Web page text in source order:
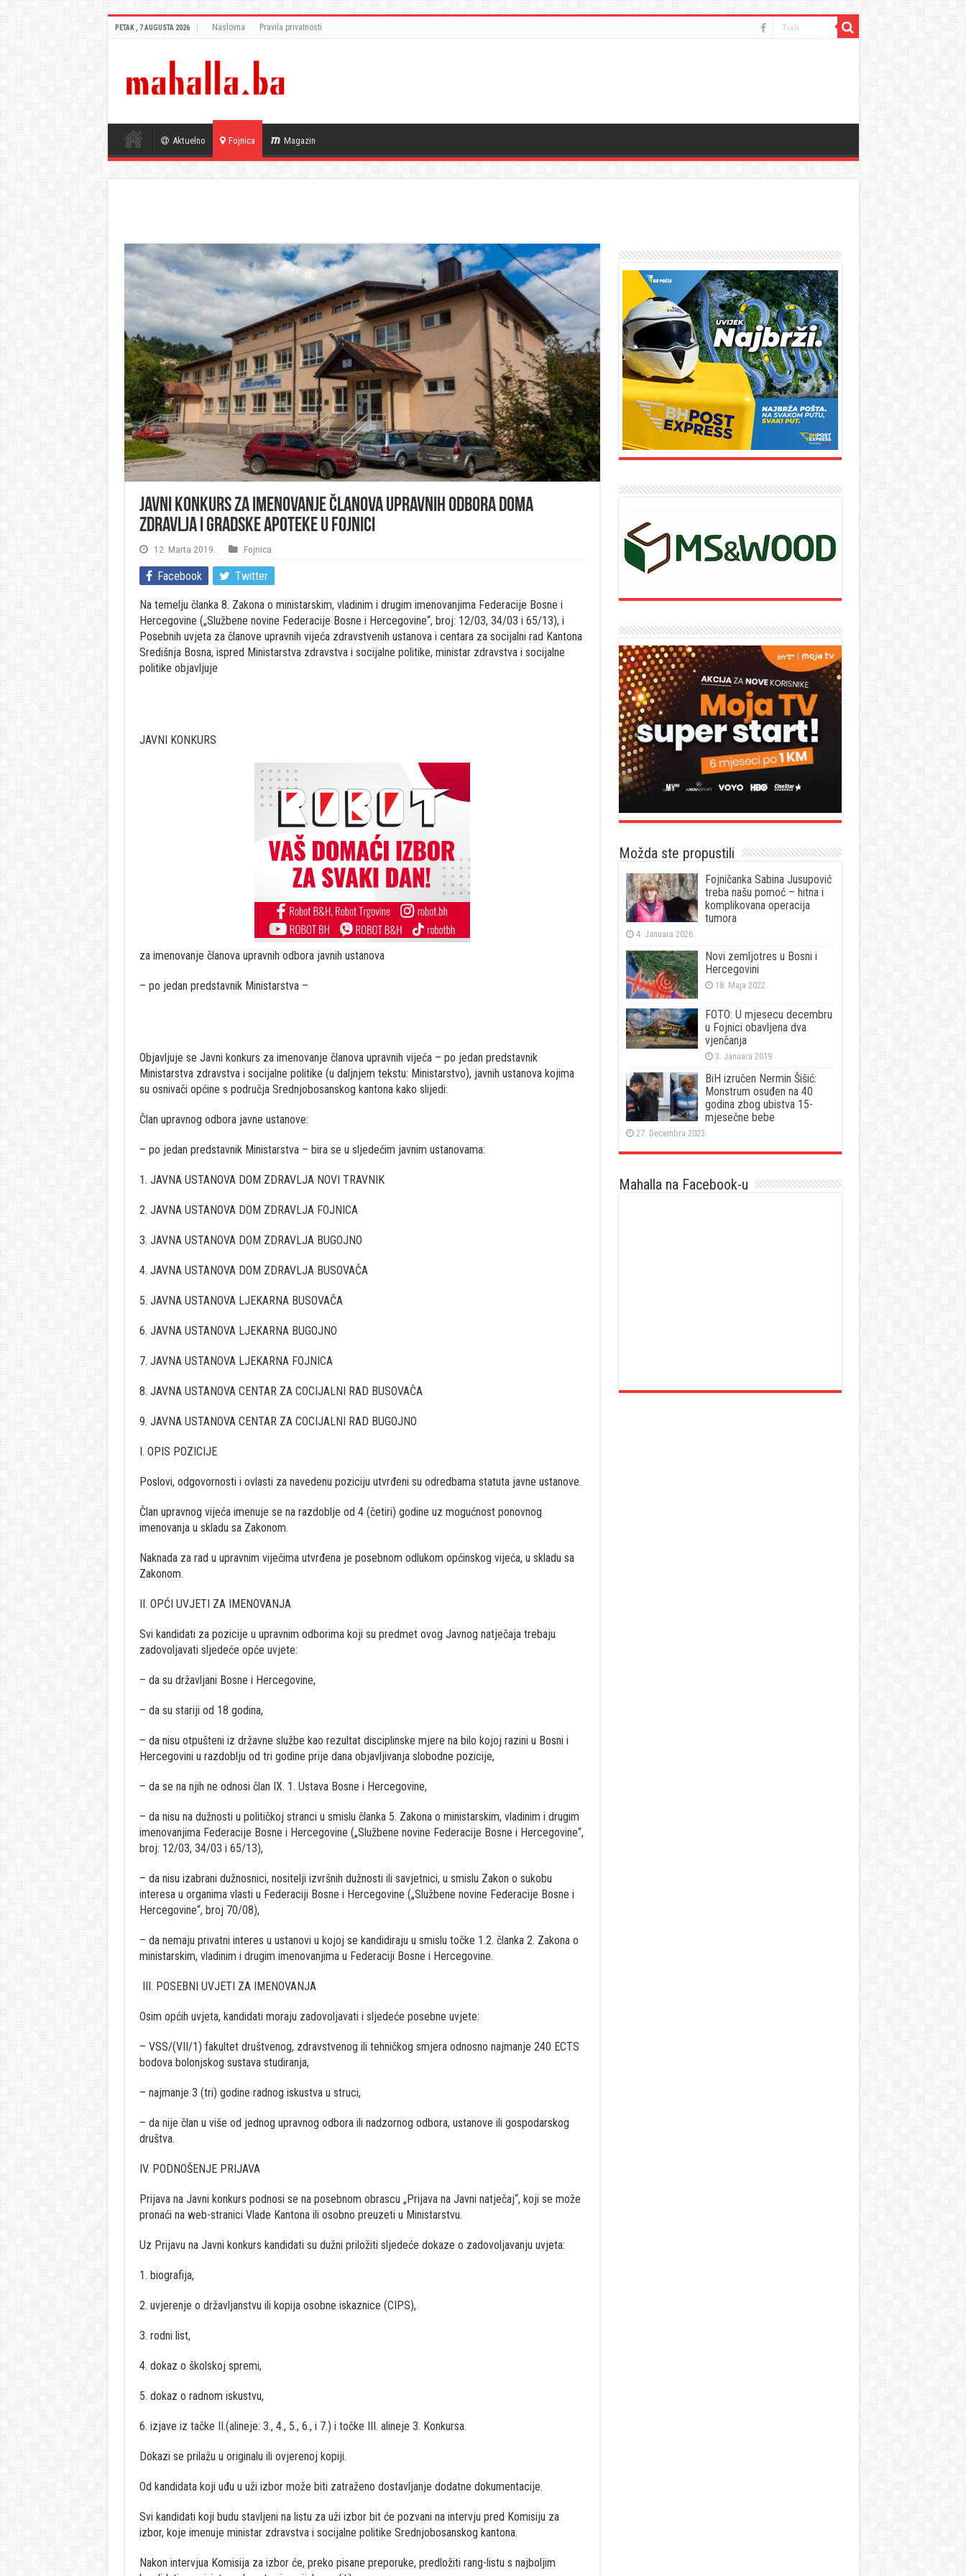
PETAK , 7 AUGUSTA 2026 Naslovna Pravila privatnosti
Aktuelno Fojnica Magazin
Javni konkurs za imenovanje članova upravnih odbora Doma
zdravlja i Gradske apoteke u Fojnici
12. Marta 2019. Fojnica
Facebook Twitter
Na temelju članka 8. Zakona o ministarskim, vladinim i drugim imenovanjima Federacije Bosne i
Hercegovine („Službene novine Federacije Bosne i Hercegovine“, broj: 12/03, 34/03 i 65/13), i
Posebnih uvjeta za članove upravnih vijeća zdravstvenih ustanova i centara za socijalni rad Kantona
Središnja Bosna, ispred Ministarstva zdravstva i socijalne politike, ministar zdravstva i socijalne
politike objavljuje
JAVNI KONKURS
za imenovanje članova upravnih odbora javnih ustanova
– po jedan predstavnik Ministarstva –
Objavljuje se Javni konkurs za imenovanje članova upravnih vijeća – po jedan predstavnik
Ministarstva zdravstva i socijalne politike (u daljnjem tekstu: Ministarstvo), javnih ustanova kojima
su osnivači općine s područja Srednjobosanskog kantona kako slijedi:
Član upravnog odbora javne ustanove:
– po jedan predstavnik Ministarstva – bira se u sljedećim javnim ustanovama:
1. JAVNA USTANOVA DOM ZDRAVLJA NOVI TRAVNIK
2. JAVNA USTANOVA DOM ZDRAVLJA FOJNICA
3. JAVNA USTANOVA DOM ZDRAVLJA BUGOJNO
4. JAVNA USTANOVA DOM ZDRAVLJA BUSOVAČA
5. JAVNA USTANOVA LJEKARNA BUSOVAČA
6. JAVNA USTANOVA LJEKARNA BUGOJNO
7. JAVNA USTANOVA LJEKARNA FOJNICA
8. JAVNA USTANOVA CENTAR ZA COCIJALNI RAD BUSOVAČA
9. JAVNA USTANOVA CENTAR ZA COCIJALNI RAD BUGOJNO
I. OPIS POZICIJE
Poslovi, odgovornosti i ovlasti za navedenu poziciju utvrđeni su odredbama statuta javne ustanove.
Član upravnog vijeća imenuje se na razdoblje od 4 (četiri) godine uz mogućnost ponovnog
imenovanja u skladu sa Zakonom.
Naknada za rad u upravnim vijećima utvrđena je posebnom odlukom općinskog vijeća, u skladu sa
Zakonom.
II. OPĆI UVJETI ZA IMENOVANJA
Svi kandidati za pozicije u upravnim odborima koji su predmet ovog Javnog natječaja trebaju
zadovoljavati sljedeće opće uvjete:
– da su državljani Bosne i Hercegovine,
– da su stariji od 18 godina,
– da nisu otpušteni iz državne službe kao rezultat disciplinske mjere na bilo kojoj razini u Bosni i
Hercegovini u razdoblju od tri godine prije dana objavljivanja slobodne pozicije,
– da se na njih ne odnosi član IX. 1. Ustava Bosne i Hercegovine,
– da nisu na dužnosti u političkoj stranci u smislu članka 5. Zakona o ministarskim, vladinim i drugim
imenovanjima Federacije Bosne i Hercegovine („Službene novine Federacije Bosne i Hercegovine“,
broj: 12/03, 34/03 i 65/13),
– da nisu izabrani dužnosnici, nositelji izvršnih dužnosti ili savjetnici, u smislu Zakon o sukobu
interesa u organima vlasti u Federaciji Bosne i Hercegovine („Službene novine Federacije Bosne i
Hercegovine“, broj 70/08),
– da nemaju privatni interes u ustanovi u kojoj se kandidiraju u smislu točke 1.2. članka 2. Zakona o
ministarskim, vladinim i drugim imenovanjima u Federaciji Bosne i Hercegovine.
III. POSEBNI UVJETI ZA IMENOVANJA
Osim općih uvjeta, kandidati moraju zadovoljavati i sljedeće posebne uvjete:
– VSS/(VII/1) fakultet društvenog, zdravstvenog ili tehničkog smjera odnosno najmanje 240 ECTS
bodova bolonjskog sustava studiranja,
– najmanje 3 (tri) godine radnog iskustva u struci,
– da nije član u više od jednog upravnog odbora ili nadzornog odbora, ustanove ili gospodarskog
društva.
IV. PODNOŠENJE PRIJAVA
Prijava na Javni konkurs podnosi se na posebnom obrascu „Prijava na Javni natječaj“, koji se može
pronaći na web-stranici Vlade Kantona ili osobno preuzeti u Ministarstvu.
Uz Prijavu na Javni konkurs kandidati su dužni priložiti sljedeće dokaze o zadovoljavanju uvjeta:
1. biografija,
2. uvjerenje o državljanstvu ili kopija osobne iskaznice (CIPS),
3. rodni list,
4. dokaz o školskoj spremi,
5. dokaz o radnom iskustvu,
6. izjave iz tačke II.(alineje: 3., 4., 5., 6., i 7.) i točke III. alineje 3. Konkursa.
Dokazi se prilažu u originalu ili ovjerenoj kopiji.
Od kandidata koji uđu u uži izbor može biti zatraženo dostavljanje dodatne dokumentacije.
Svi kandidati koji budu stavljeni na listu za uži izbor bit će pozvani na intervju pred Komisiju za
izbor, koje imenuje ministar zdravstva i socijalne politike Srednjobosanskog kantona.
Nakon intervjua Komisija za izbor će, preko pisane preporuke, predložiti rang-listu s najboljim
Možda ste propustili
Fojničanka Sabina Jusupović
treba našu pomoć – hitna i
komplikovana operacija
tumora
4. Januara 2026.
Novi zemljotres u Bosni i
Hercegovini
18. Maja 2022.
FOTO: U mjesecu decembru
u Fojnici obavljena dva
vjenčanja
3. Januara 2019.
BiH izručen Nermin Šišić:
Monstrum osuđen na 40
godina zbog ubistva 15-
mjesečne bebe
27. Decembra 2023.
Mahalla na Facebook-u